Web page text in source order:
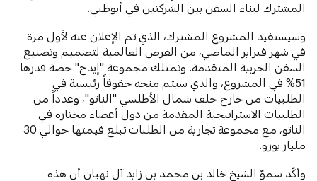
المشترك لبناء السفن بين الشركتين في أبوظبي.
وسيستفيد المشروع المشترك، الذي تم الإعلان عنه لأول مرة
في شهر فبراير الماضي، من الفرص العالمية لتصميم وتصنيع
السفن الحربية المتقدمة. وتمتلك مجموعة "إيدج" حصة قدرها
51% في المشروع، والذي سيتم منحه حقوقاً رئيسية في
الطلبيات من خارج حلف شمال الأطلسي "الناتو"، وعدداً من
الطلبيات الاستراتيجية المقدمة من دول أعضاء مختارة في
الناتو، مع مجموعة تجارية من الطلبات تبلغ قيمتها حوالي 30
مليار يورو.
وأكّد سموّ الشيخ خالد بن محمد بن زايد آل نهيان أن هذه